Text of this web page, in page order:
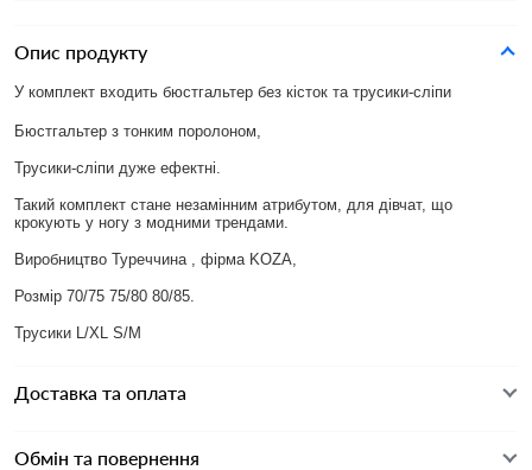
Опис продукту
У комплект входить бюстгальтер без кісток та трусики-сліпи
Бюстгальтер з тонким поролоном,
Трусики-сліпи дуже ефектні.
Такий комплект стане незамінним атрибутом, для дівчат, що
крокують у ногу з модними трендами.
Виробництво Туреччина , фірма KOZA,
Розмір 70/75 75/80 80/85.
Трусики L/XL S/M
Доставка та оплата
Обмін та повернення